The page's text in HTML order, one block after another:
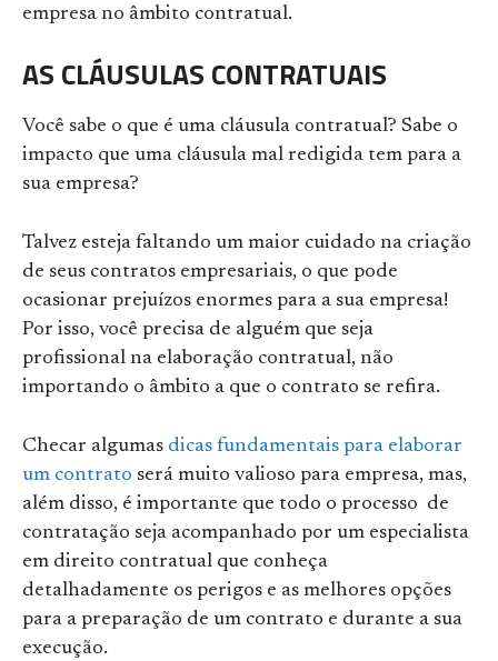
empresa no âmbito contratual.
AS CLÁUSULAS CONTRATUAIS
Você sabe o que é uma cláusula contratual? Sabe o
impacto que uma cláusula mal redigida tem para a
sua empresa?
Talvez esteja faltando um maior cuidado na criação
de seus contratos empresariais, o que pode
ocasionar prejuízos enormes para a sua empresa!
Por isso, você precisa de alguém que seja
profissional na elaboração contratual, não
importando o âmbito a que o contrato se refira.
Checar algumas dicas fundamentais para elaborar
um contrato será muito valioso para empresa, mas,
além disso, é importante que todo o processo de
contratação seja acompanhado por um especialista
em direito contratual que conheça
detalhadamente os perigos e as melhores opções
para a preparação de um contrato e durante a sua
execução.